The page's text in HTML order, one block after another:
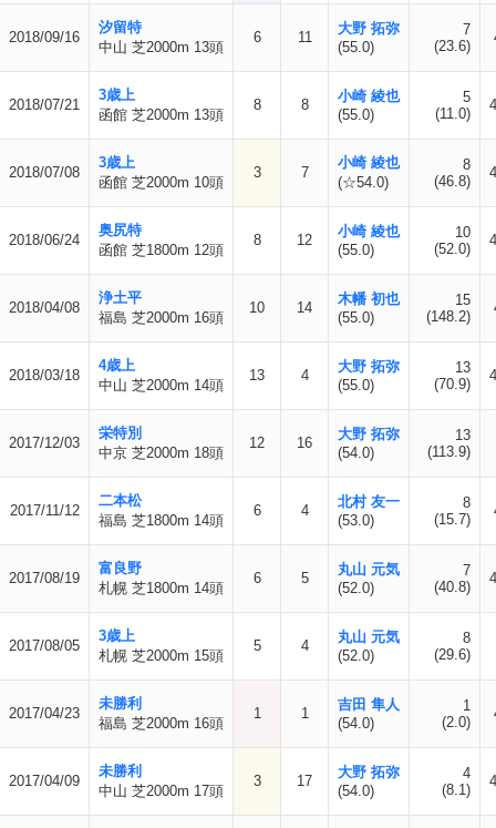
2018/09/16
汐留特
中山 芝2000m 13頭
6 11
大野 拓弥
(55.0)
7
(23.6)
2018/07/21
3歳上
函館 芝2000m 13頭
8 8
小崎 綾也
(55.0)
5
(11.0)
2018/07/08
3歳上
函館 芝2000m 10頭
3 7
小崎 綾也
(☆54.0)
8
(46.8)
2018/06/24
奥尻特
函館 芝1800m 12頭
8 12
小崎 綾也
(55.0)
10
(52.0)
2018/04/08
浄土平
福島 芝2000m 16頭
10 14
木幡 初也
(55.0)
15
(148.2)
2018/03/18
4歳上
中山 芝2000m 14頭
13 4
大野 拓弥
(55.0)
13
(70.9)
2017/12/03
栄特別
中京 芝2000m 18頭
12 16
大野 拓弥
(54.0)
13
(113.9)
2017/11/12
二本松
福島 芝1800m 14頭
6 4
北村 友一
(53.0)
8
(15.7)
2017/08/19
富良野
札幌 芝1800m 14頭
6 5
丸山 元気
(52.0)
7
(40.8)
2017/08/05
3歳上
札幌 芝2000m 15頭
5 4
丸山 元気
(52.0)
8
(29.6)
2017/04/23
未勝利
福島 芝2000m 16頭
1 1
吉田 隼人
(54.0)
1
(2.0)
2017/04/09
未勝利
中山 芝2000m 17頭
3 17
大野 拓弥
(54.0)
4
(8.1)